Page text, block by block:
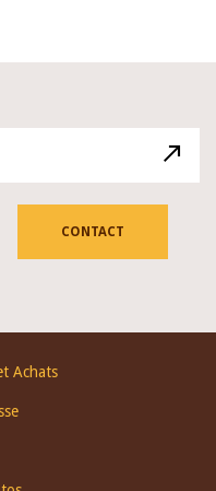
CONTACT
Achats